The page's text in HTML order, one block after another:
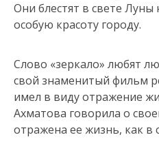
Они блестят в свете
особую красоту городу.
Слово «зеркало» любят
свой знаменитый фильм
имел в виду отражение
Ахматова говорила о
отражена ее жизнь, как в